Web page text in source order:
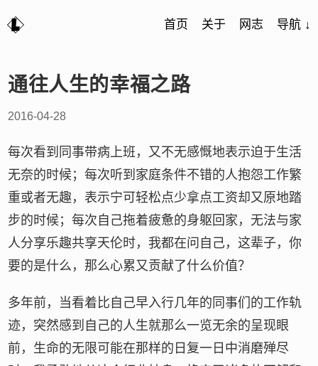
首页 关于 网志 导航 ↓
通往人生的幸福之路
2016-04-28
每次看到同事带病上班，又不无感慨地表示迫于生活
无奈的时候；每次听到家庭条件不错的人抱怨工作繁
重或者无趣，表示宁可轻松点少拿点工资却又原地踏
步的时候；每次自己拖着疲惫的身躯回家，无法与家
人分享乐趣共享天伦时，我都在问自己，这辈子，你
要的是什么，那么心累又贡献了什么价值？
多年前，当看着比自己早入行几年的同事们的工作轨
迹，突然感到自己的人生就那么一览无余的呈现眼
前，生命的无限可能在那样的日复一日中消磨殚尽